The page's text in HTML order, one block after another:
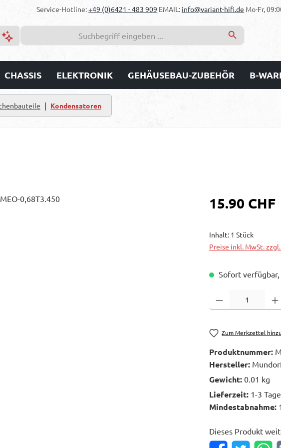
Service-Hotline:+49 (0)6421 - 483 909 EMAIL: info@variant-hifi.de Mo-Fr,
CHASSIS ELEKTRONIK GEHÄUSEBAU-ZUBEHÖR B-
| Kondensatoren
Regulärer Preis:
15.90 CHF
Inhalt: 1 Stück
Preise inkl. MwSt.
Sofort
Produkt Anzahl: Gib
Zum Merkzettel
Produktnummer:
Hersteller:
Gewicht:0.01 kg
Lieferzeit: 1-3 Tage
Mindestabnahme: 1
Dieses Produkt